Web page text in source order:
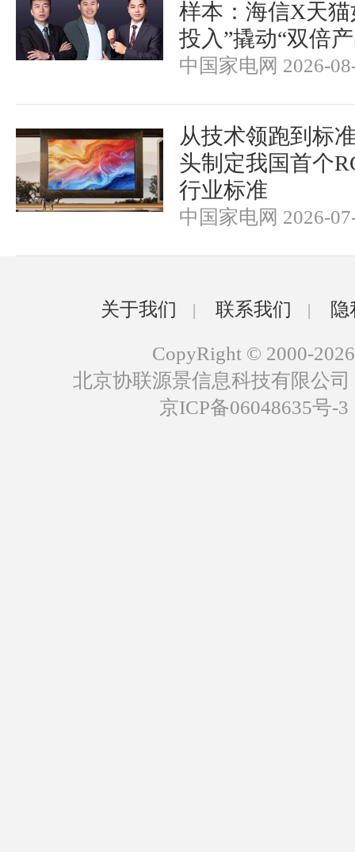
样本：海信X天
投入”撬动“双倍
中国家电网 2026-
从技术领跑到标
头制定我国首个
行业标准
中国家电网 2026-
关于我们 | 联系我们 |
CopyRight © 2000-2026
北京协联源景信息科技有限公
京ICP备06048635号-3